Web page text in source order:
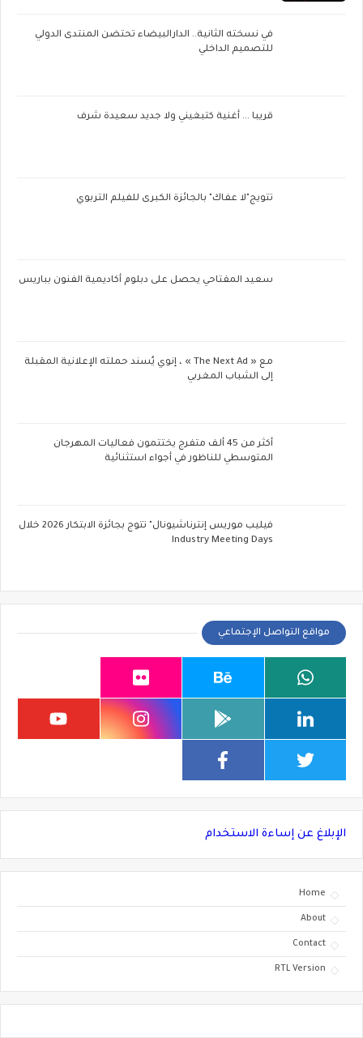
في نسخته الثانية.. الدارالبيضاء تحتضن المنتدى الدولي
للتصميم الداخلي
قريبا ... أغنية كتبغيني ولا جديد سعيدة شرف
تتويج"لا عفاك" بالجائزة الكبرى للفيلم التربوي
سعيد المفتاحي يحصل على دبلوم أكاديمية الفنون بباريس
مع « The Next Ad » ، إنوي يُسند حملته الإعلانية المقبلة
إلى الشباب المغربي
أكثر من 45 ألف متفرج يختتمون فعاليات المهرجان
المتوسطي للناظور في أجواء استثنائية
فيليب موريس إنترناشيونال" تتوج بجائزة الابتكار 2026 خلال
Industry Meeting Days
مواقع التواصل الإجتماعي
الإبلاغ عن إساءة الاستخدام
Home
About
Contact
RTL Version